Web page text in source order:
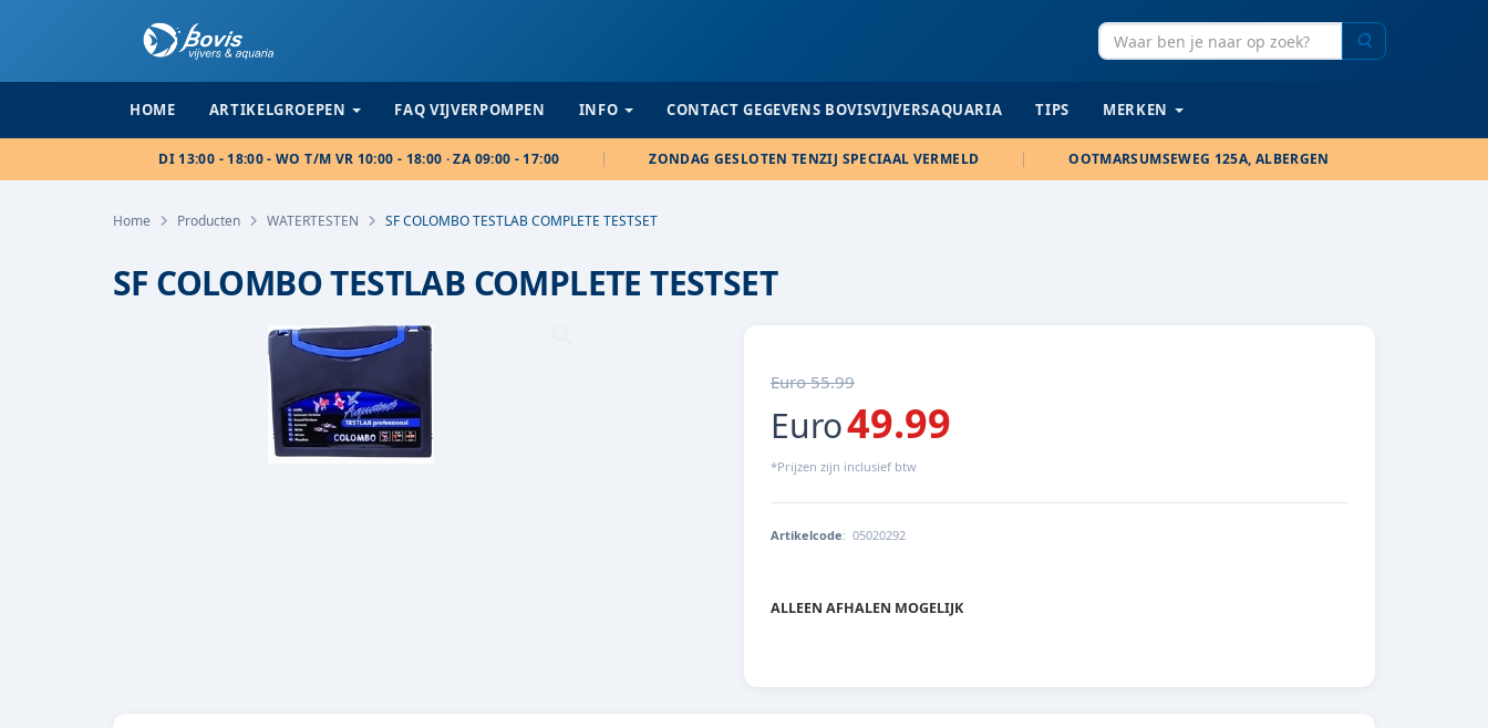
HOME ARTIKELGROEPEN FAQ VIJVERPOMPEN INFO CONTACT GEGEVENS BOVISVIJVERSAQUARIA TIPS MERKEN
DI 13:00 - 18:00 - WO T/M VR 10:00 - 18:00 · ZA 09:00 - 17:00 ZONDAG GESLOTEN TENZIJ SPECIAAL VERMELD OOTMARSUMSEWEG 125A, ALBERGEN
Home Producten WATERTESTEN SF COLOMBO TESTLAB COMPLETE TESTSET
SF COLOMBO TESTLAB COMPLETE TESTSET
Euro 55.99
Euro49.99
*Prijzen zijn inclusief btw
Artikelcode: 05020292
8715897042447
ALLEEN AFHALEN MOGELIJK